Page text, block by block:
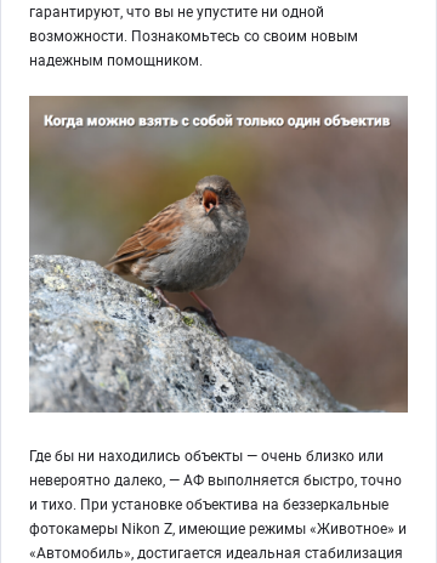
гарантируют, что вы не упустите ни одной
возможности. Познакомьтесь со своим новым
надежным помощником.
Где бы ни находились объекты — очень близко или
невероятно далеко, — АФ выполняется быстро, точно
и тихо. При установке объектива на беззеркальные
фотокамеры Nikon Z, имеющие режимы «Животное‎»‎ и
«Автомобиль‎»‎, достигается идеальная стабилизация